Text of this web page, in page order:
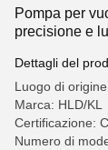
Pompa per
precisione e
Dettagli del
Luogo di
Marca: HLD/KL
Certificazione:
Numero di